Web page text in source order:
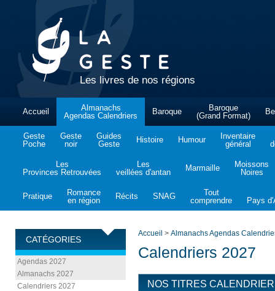
Les livres de nos régions
Accueil
Almanachs
Agendas Calendriers
Baroque
Baroque
(Grand Format)
Geste
Poche
Geste
noir
Guides
Geste
Histoire Humour
Inventaire
général
Les
Provinces Retrouvées
Les
veillées d'antan
Marmaille
Moissons
Noires
Pratique
Romance
en région
Récits SNAG
Tout
comprendre
Pays
CATÉGORIES
Agendas 2027
Almanachs 2027
Calendriers 2027
Accueil > Almanachs Agendas
Calendriers 2027
NOS TITRES